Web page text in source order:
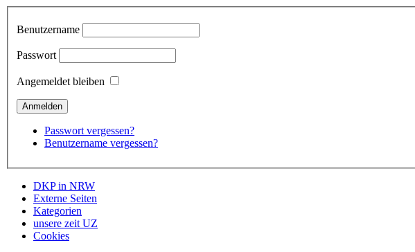
Benutzername
Passwort
Angemeldet bleiben
Passwort vergessen?
Benutzername vergessen?
DKP in NRW
Externe Seiten
Kategorien
unsere zeit UZ
Cookies